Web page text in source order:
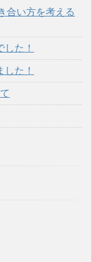
合い方を考える
た！
た！